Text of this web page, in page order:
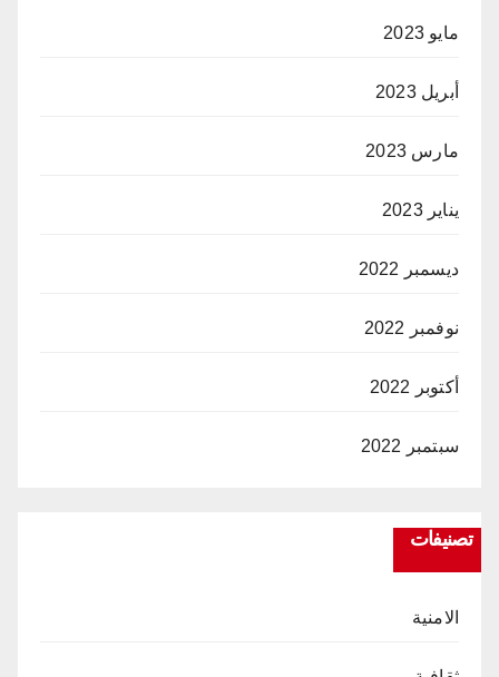
مايو 2023
أبريل 2023
مارس 2023
يناير 2023
ديسمبر 2022
نوفمبر 2022
أكتوبر 2022
سبتمبر 2022
تصنيفات
الامنية